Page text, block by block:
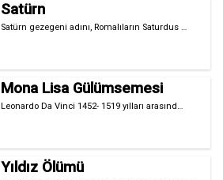
Satürn
Satürn gezegeni adını, Romalıların Saturdus …
Mona Lisa Gülümsemesi
Leonardo Da Vinci 1452- 1519 yılları arasınd…
Yıldız Ölümü